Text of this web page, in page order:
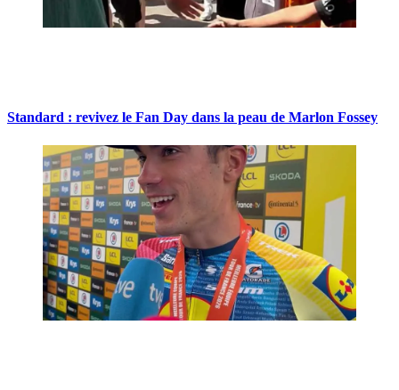
Standard : revivez le Fan Day dans la peau de Marlon Fossey